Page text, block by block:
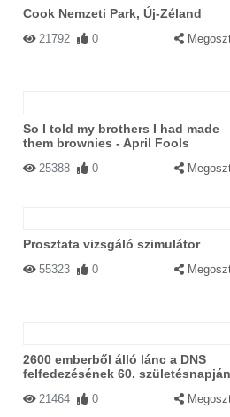
Cook Nemzeti Park, Új-Zéland
21792 0
So I told my brothers I had made
them brownies - April Fools
25388 0
Prosztata vizsgáló szimulátor
55323 0
2600 emberből álló lánc a DNS
felfedezésének 60. születésnapján
21464 0